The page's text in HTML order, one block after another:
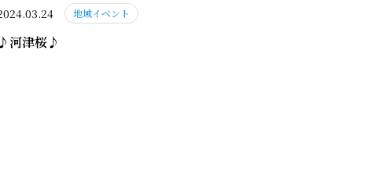
地域イベント
♪河津桜♪